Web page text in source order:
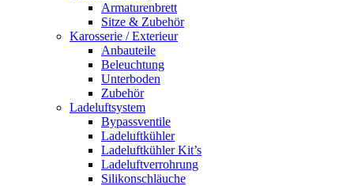
Armaturenbrett
Sitze & Zubehör
Karosserie / Exterieur
Anbauteile
Beleuchtung
Unterboden
Zubehör
Ladeluftsystem
Bypassventile
Ladeluftkühler
Ladeluftkühler Kit’s
Ladeluftverrohrung
Silikonschläuche